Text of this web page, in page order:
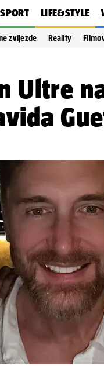
SPORT LIFE&STYLE
zvijezde Reality
Ultre